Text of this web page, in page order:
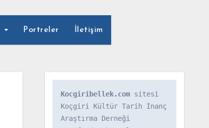
Portreler İletişim
Kocgiribellek.com sitesi
Koçgiri Kültür Tarih İnanç
Araştırma Derneği